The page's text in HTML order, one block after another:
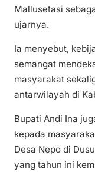
Mallusetasi
ujarnya.
Ia menyebut,
semangat
masyarakat
antarwilayah di
Bupati Andi Ina
kepada
Desa Nepo di
yang tahun ini